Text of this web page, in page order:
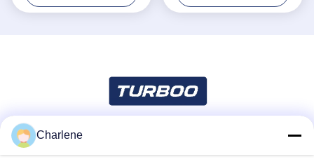
Charlene